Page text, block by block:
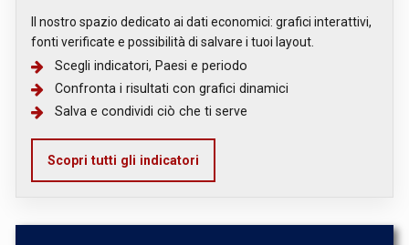
Il nostro spazio dedicato ai dati economici: grafici interattivi,
fonti verificate e possibilità di salvare i tuoi layout.
Scegli indicatori, Paesi e periodo
Confronta i risultati con grafici dinamici
Salva e condividi ciò che ti serve
Scopri tutti gli indicatori